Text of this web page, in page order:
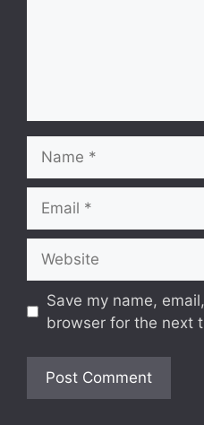
Save my name,
browser for the next